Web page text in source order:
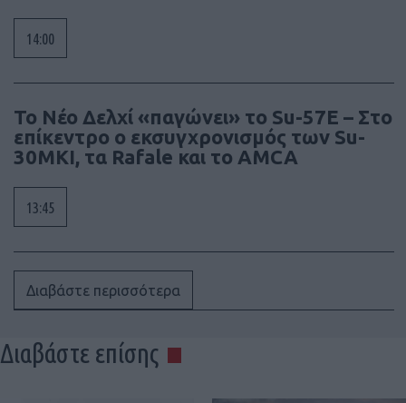
14:00
Το Νέο Δελχί «παγώνει» το Su-57E – Στο
επίκεντρο ο εκσυγχρονισμός των Su-
30MKI, τα Rafale και το AMCA
13:45
Διαβάστε περισσότερα
Διαβάστε επίσης